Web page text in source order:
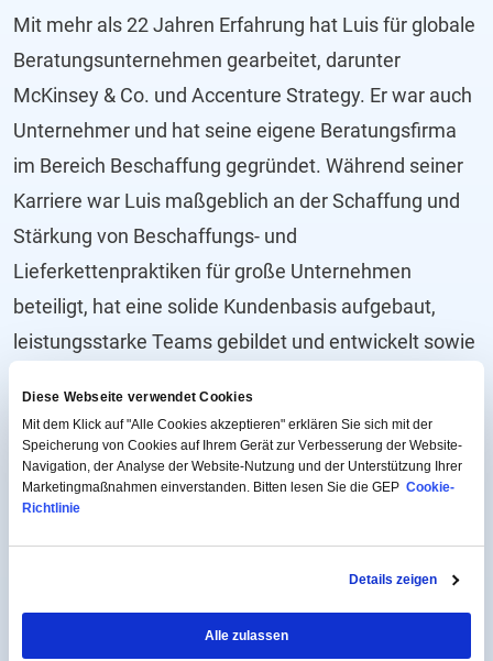
Diese Webseite verwendet Cookies
Mit dem Klick auf "Alle Cookies akzeptieren" erklären Sie sich mit der
Speicherung von Cookies auf Ihrem Gerät zur Verbesserung der Website-
Navigation, der Analyse der Website-Nutzung und der Unterstützung Ihrer
Marketingmaßnahmen einverstanden. Bitten lesen Sie die GEP Cookie-
Richtlinie
Details zeigen
Alle zulassen
Mit mehr als 22 Jahren Erfahrung hat Luis für globale
Beratungsunternehmen gearbeitet, darunter
McKinsey & Co. und Accenture Strategy. Er war auch
Unternehmer und hat seine eigene Beratungsfirma
im Bereich Beschaffung gegründet. Während seiner
Karriere war Luis maßgeblich an der Schaffung und
Stärkung von Beschaffungs- und
Lieferkettenpraktiken für große Unternehmen
beteiligt, hat eine solide Kundenbasis aufgebaut,
leistungsstarke Teams gebildet und entwickelt sowie
Luis hat einen Abschluss in Elektronik- und
Telekommunikationsengineering von der Universidad
Autónoma Metropolitana und einen Master of
der Syracuse University, wo er Fulbright-Stipendiat
Harvard Business School erhalten.